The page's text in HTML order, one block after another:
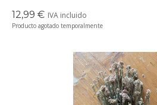
12,99 € IVA incluido
Producto agotado temporalmente